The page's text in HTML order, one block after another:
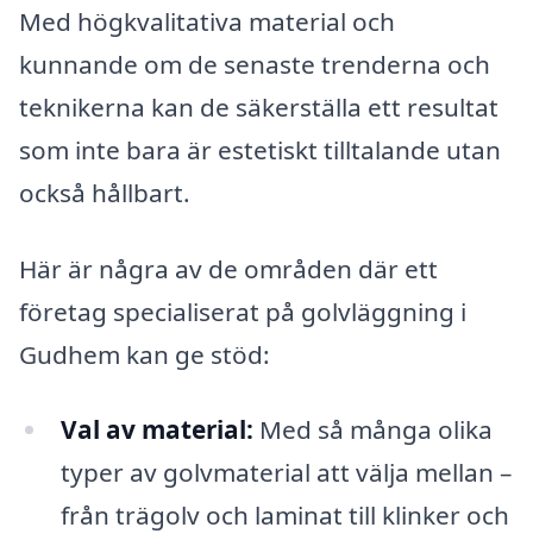
Med högkvalitativa material och
kunnande om de senaste trenderna och
teknikerna kan de säkerställa ett resultat
som inte bara är estetiskt tilltalande utan
också hållbart.
Här är några av de områden där ett
företag specialiserat på golvläggning i
Gudhem kan ge stöd:
Val av material: Med så många olika
typer av golvmaterial att välja mellan –
från trägolv och laminat till klinker och